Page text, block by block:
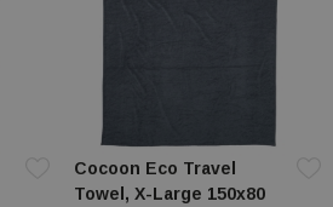
Cocoon Eco Travel
Towel, X-Large 150x80